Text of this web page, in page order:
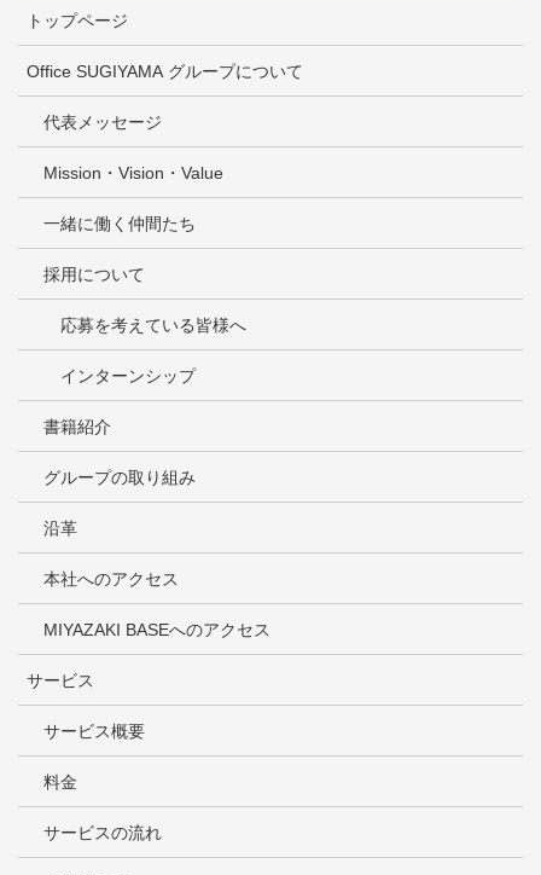
トップページ
Office SUGIYAMA グループについて
代表メッセージ
Mission・Vision・Value
一緒に働く仲間たち
採用について
応募を考えている皆様へ
インターンシップ
書籍紹介
グループの取り組み
沿革
本社へのアクセス
MIYAZAKI BASEへのアクセス
サービス
サービス概要
料金
サービスの流れ